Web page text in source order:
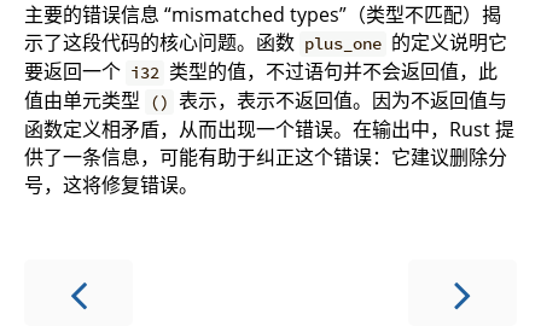
主要的错误信息 “mismatched types”（类型不匹配）揭
示了这段代码的核心问题。函数 plus_one 的定义说明它
要返回一个 i32 类型的值，不过语句并不会返回值，此
值由单元类型 () 表示，表示不返回值。因为不返回值与
函数定义相矛盾，从而出现一个错误。在输出中，Rust 提
供了一条信息，可能有助于纠正这个错误：它建议删除分
号，这将修复错误。